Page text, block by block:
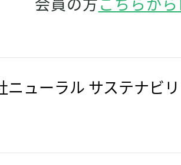
ニューラル サステナビ